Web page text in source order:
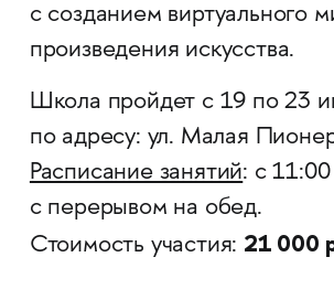
с созданием виртуального
произведения искусства.
Школа пройдет с 19 по 23
по адресу: ул. Малая
Расписание занятий: с
с перерывом на обед.
​​​​​​​Стоимость участия: 21 000